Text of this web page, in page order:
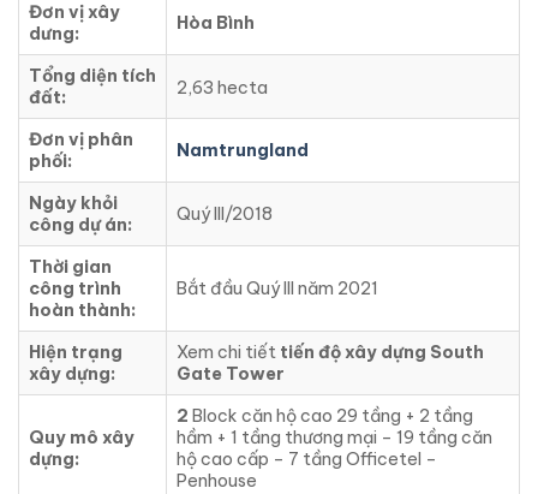
Đơn vị xây
dưng:
Hòa Bình
Tổng diện tích
đất:
2,63 hecta
Đơn vị phân
phối:
Namtrungland
Ngày khỏi
công dự án:
Quý III/2018
Thời gian
công trình
hoàn thành:
Bắt đầu Quý III năm 2021
Hiện trạng
xây dựng:
Xem chi tiết tiến độ xây dựng South
Gate Tower
Quy mô xây
dựng:
2 Block căn hộ cao 29 tầng + 2 tầng
hầm + 1 tầng thương mại – 19 tầng căn
hộ cao cấp – 7 tầng Officetel –
Penhouse